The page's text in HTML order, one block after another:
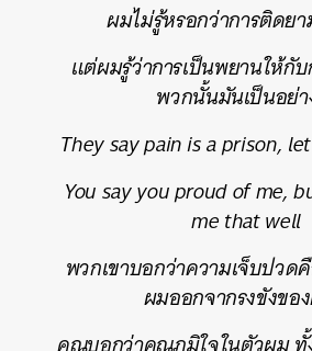
ผมไม่รู้หรอกว่าการติดย
แต่ผมรู้ว่าการเป็นพยานให้กั
พวกนั้นมันเป็นอย่า
They say pain is a prison,
You say you proud of me,
me that well
พวกเขาบอกว่าความเจ็บปว
ผมออกจากรงขังขอ